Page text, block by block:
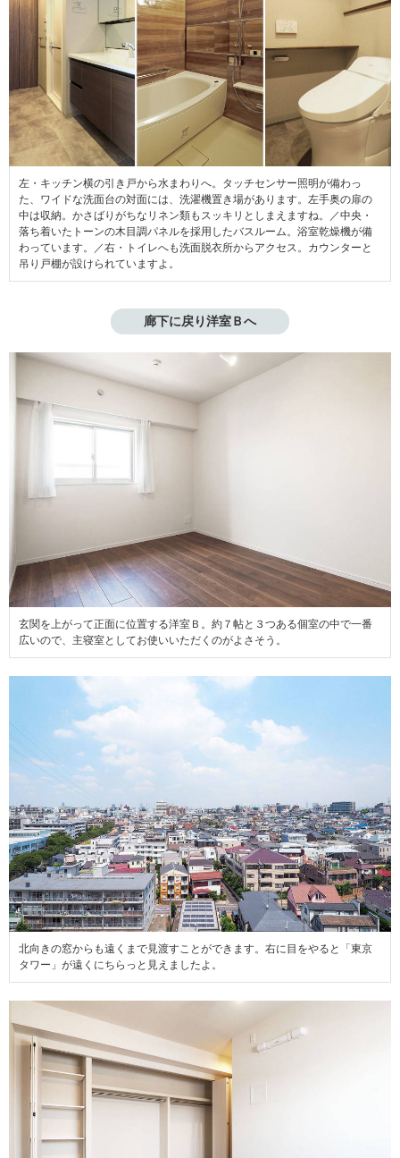
左・キッチン横の引き戸から水まわりへ。タッチセンサー照明が備わっ
た、ワイドな洗面台の対面には、洗濯機置き場があります。左手奥の扉の
中は収納。かさばりがちなリネン類もスッキリとしまえますね。／中央・
落ち着いたトーンの木目調パネルを採用したバスルーム。浴室乾燥機が備
わっています。／右・トイレへも洗面脱衣所からアクセス。カウンターと
吊り戸棚が設けられていますよ。
廊下に戻り洋室Ｂへ
玄関を上がって正面に位置する洋室Ｂ。約７帖と３つある個室の中で一番
広いので、主寝室としてお使いいただくのがよさそう 。
北向きの窓からも遠くまで見渡すことができます。右に目をやると「東京
タワー」が遠くにちらっと見えましたよ。